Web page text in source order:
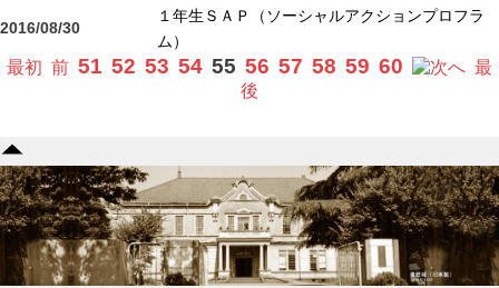
2016/08/30
１年生ＳＡＰ（ソーシャルアクションプロフラ
ム）
最初 前 51 52 53 54 55 56 57 58 59 60 へ 最
後